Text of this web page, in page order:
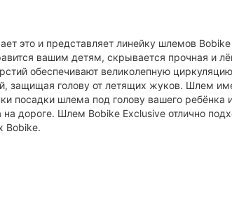
это и представляет линейку шлемов Bobike
вашим детям, скрывается прочная и
обеспечивают великолепную циркуляцию
защищая голову от летящих жуков. Шлем
посадки шлема под голову вашего ребёнка
дороге. Шлем Bobike Exclusive отлично
Bobike.